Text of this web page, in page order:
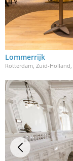
Lommerrijk
Rotterdam, Zuid-Holland